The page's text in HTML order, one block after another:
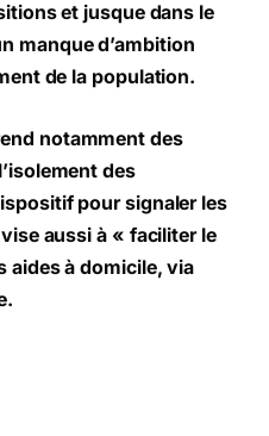
et jusque dans le
manque d’ambition
de la population.
notamment des
des
pour signaler les
aussi à « faciliter le
aides à domicile, via